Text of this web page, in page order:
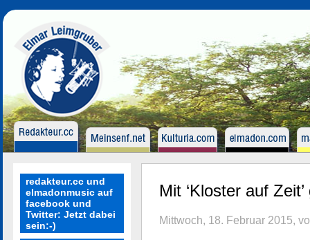
redakteur.cc und
elmadonmusic auf
facebook und
Twitter: Jetzt dabei
sein:-)
Mit ‘Kloster auf
Mittwoch, 18. Februar 2015,